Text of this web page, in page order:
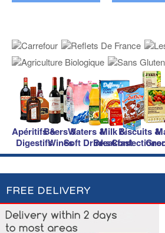
Apéritifs &
Digestifs
Beers &
Wines
Waters &
Soft Drinks
Milk &
Breakfast
Biscuits &
FREE DELIVERY